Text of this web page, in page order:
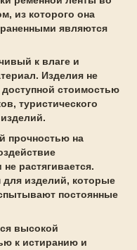
из которого она
являются
к влаге и
Изделия не
стоимостью
туристического
прочностью на
растягивается.
изделий, которые
постоянные
высокой
к истиранию и